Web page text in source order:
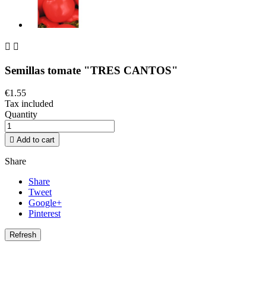
 
Semillas tomate "TRES CANTOS"
€1.55
Tax included
Quantity
 Add to cart
Share
Share
Tweet
Google+
Pinterest